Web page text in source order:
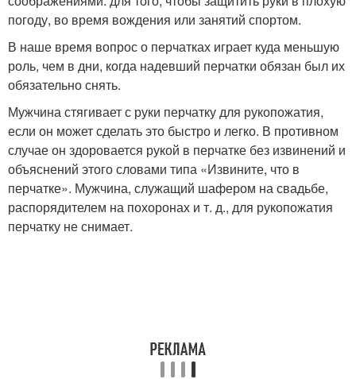
погоду, во время вождения или занятий спортом.
В наше время вопрос о перчатках играет куда меньшую
роль, чем в дни, когда надевший перчатки обязан был их
обязательно снять.
Мужчина стягивает с руки перчатку для рукопожатия,
если он может сделать это быстро и легко. В противном
случае он здоровается рукой в перчатке без извинений и
объяснений этого словами типа «Извините, что в
перчатке». Мужчина, служащий шафером на свадьбе,
распорядителем на похоронах и т. д., для рукопожатия
перчатку не снимает.